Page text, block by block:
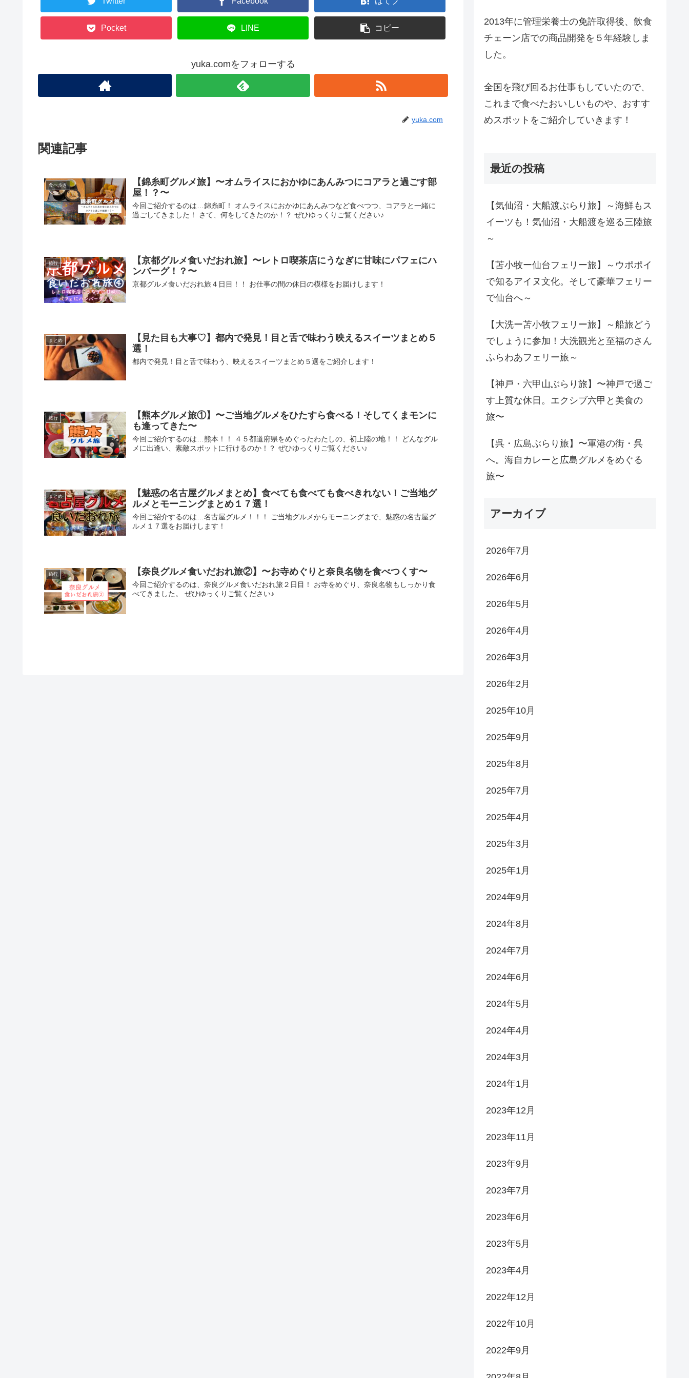
Pocket LINE コピー
yuka.comをフォローする
yuka.com
関連記事
食べ歩き
【錦糸町グルメ旅】〜オムライスにおかゆにあんみつにコアラと過ごす部
屋！？〜
今回ご紹介するのは…錦糸町！ オムライスにおかゆにあんみつなど食べつつ、コアラと一緒に
過ごしてきました！ さて、何をしてきたのか！？ ぜひゆっくりご覧ください♪
旅行
【京都グルメ食いだおれ旅】〜レトロ喫茶店にうなぎに甘味にパフェにハ
ンバーグ！？〜
京都グルメ食いだおれ旅４日目！！ お仕事の間の休日の模様をお届けします！
まとめ
【見た目も大事♡】都内で発見！目と舌で味わう映えるスイーツまとめ５
選！
都内で発見！目と舌で味わう、映えるスイーツまとめ５選をご紹介します！
旅行
【熊本グルメ旅①】〜ご当地グルメをひたすら食べる！そしてくまモンに
も逢ってきた〜
今回ご紹介するのは…熊本！！ ４５都道府県をめぐったわたしの、初上陸の地！！ どんなグル
メに出逢い、素敵スポットに行けるのか！？ ぜひゆっくりご覧ください♪
まとめ
【魅惑の名古屋グルメまとめ】食べても食べても食べきれない！ご当地グ
ルメとモーニングまとめ１７選！
今回ご紹介するのは…名古屋グルメ！！！ ご当地グルメからモーニングまで、魅惑の名古屋グ
ルメ１７選をお届けします！
旅行 【奈良グルメ食いだおれ旅②】〜お寺めぐりと奈良名物を食べつくす〜
今回ご紹介するのは、奈良グルメ食いだおれ旅２日目！ お寺をめぐり、奈良名物もしっかり食
べてきました。 ぜひゆっくりご覧ください♪
2013年に管理栄養士の免許取得後、飲食
チェーン店での商品開発を５年経験しま
した。
全国を飛び回るお仕事もしていたので、
これまで食べたおいしいものや、おすす
めスポットをご紹介していきます！
最近の投稿
【気仙沼・大船渡ぶらり旅】～海鮮もス
イーツも！気仙沼・大船渡を巡る三陸旅
～
【苫小牧ー仙台フェリー旅】～ウポポイ
で知るアイヌ文化。そして豪華フェリー
で仙台へ～
【大洗ー苫小牧フェリー旅】～船旅どう
でしょうに参加！大洗観光と至福のさん
ふらわあフェリー旅～
【神戸・六甲山ぶらり旅】〜神戸で過ご
す上質な休日。エクシブ六甲と美食の
旅〜
【呉・広島ぶらり旅】〜軍港の街・呉
へ。海自カレーと広島グルメをめぐる
旅〜
アーカイブ
2026年7月
2026年6月
2026年5月
2026年4月
2026年3月
2026年2月
2025年10月
2025年9月
2025年8月
2025年7月
2025年4月
2025年3月
2025年1月
2024年9月
2024年8月
2024年7月
2024年6月
2024年5月
2024年4月
2024年3月
2024年1月
2023年12月
2023年11月
2023年9月
2023年7月
2023年6月
2023年5月
2023年4月
2022年12月
2022年10月
2022年9月